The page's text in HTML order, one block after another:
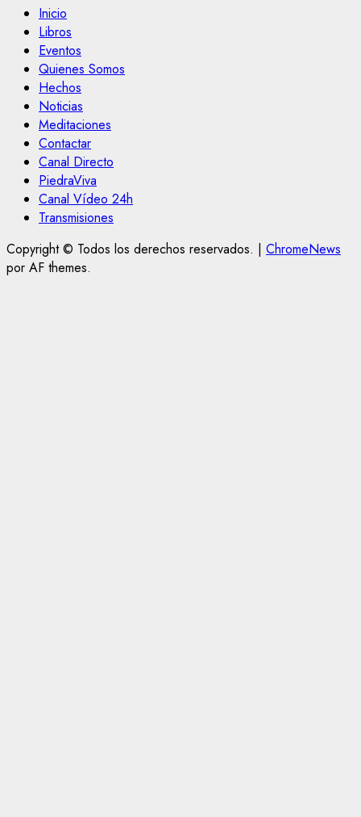
Inicio
Libros
Eventos
Quienes Somos
Hechos
Noticias
Meditaciones
Contactar
Canal Directo
PiedraViva
Canal Vídeo 24h
Transmisiones
Copyright © Todos los derechos reservados. | ChromeNews
por AF themes.